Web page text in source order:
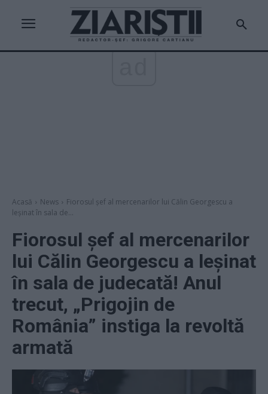
Acasă News
Fiorosul șef al mercenarilor lui Călin Georgescu a
leşinat în sala de...
Fiorosul șef al mercenarilor
lui Călin Georgescu a leşinat
în sala de judecată! Anul
trecut, „Prigojin de
România” instiga la revoltă
armată